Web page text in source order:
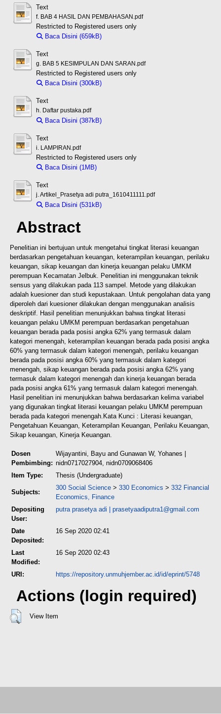
Text
f. BAB 4 HASIL DAN PEMBAHASAN.pdf
Restricted to Registered users only
Baca Disini (659kB)
Text
g. BAB 5 KESIMPULAN DAN SARAN.pdf
Restricted to Registered users only
Baca Disini (300kB)
Text
h. Daftar pustaka.pdf
Baca Disini (387kB)
Text
i. LAMPIRAN.pdf
Restricted to Registered users only
Baca Disini (1MB)
Text
j. Artikel_Prasetya adi putra_1610411111.pdf
Baca Disini (531kB)
Abstract
Penelitian ini bertujuan untuk mengetahui tingkat literasi keuangan
berdasarkan pengetahuan keuangan, keterampilan keuangan, perilaku
keuangan, sikap keuangan dan kinerja keuangan pelaku UMKM
perempuan Kecamatan Jelbuk. Penelitian ini menggunakan teknik
sensus yang dilakukan pada 113 sampel. Metode yang dilakukan
adalah kuesioner dan studi kepustakaan. Untuk pengolahan data yang
diperoleh dari kuesioner dilakukan dengan menggunakan analisis
deskriptif. Hasil penelitian menunjukkan bahwa tingkat literasi
keuangan pelaku UMKM perempuan berdasarkan pengetahuan
keuangan berada pada posisi angka 62% yang termasuk dalam
kategori menengah, keterampilan keuangan berada pada posisi angka
60% yang termasuk dalam kategori menengah, perilaku keuangan
berada pada posisi angka 60% yang termasuk dalam kategori
menengah, sikap keuangan berada pada posisi angka 62% yang
termasuk dalam kategori menengah dan kinerja keuangan berada
pada posisi angka 61% yang termasuk dalam kategori menengah.
Hasil penelitian ini menunjukkan bahwa berdasarkan kelima variabel
yang digunakan tingkat literasi keuangan pelaku UMKM perempuan
berada pada kategori menengah. Kata Kunci : Literasi keuangan,
Pengetahuan Keuangan, Keterampilan Keuangan, Perilaku Keuangan,
Sikap keuangan, Kinerja Keuangan.
Dosen
Pembimbing:
Wijayantini, Bayu and Gunawan W, Yohanes |
nidn0717027904, nidn0709068406
Item Type:
Thesis (Undergraduate)
Subjects:
300 Social Science > 330 Economics > 332 Financial
Economics, Finance
Depositing
User:
putra prasetya adi | prasetyaadiputra1@gmail.com
Date
Deposited:
16 Sep 2020 02:41
Last
Modified:
16 Sep 2020 02:43
URI: https://repository.unmuhjember.ac.id/id/eprint/5748
Actions (login required)
View Item